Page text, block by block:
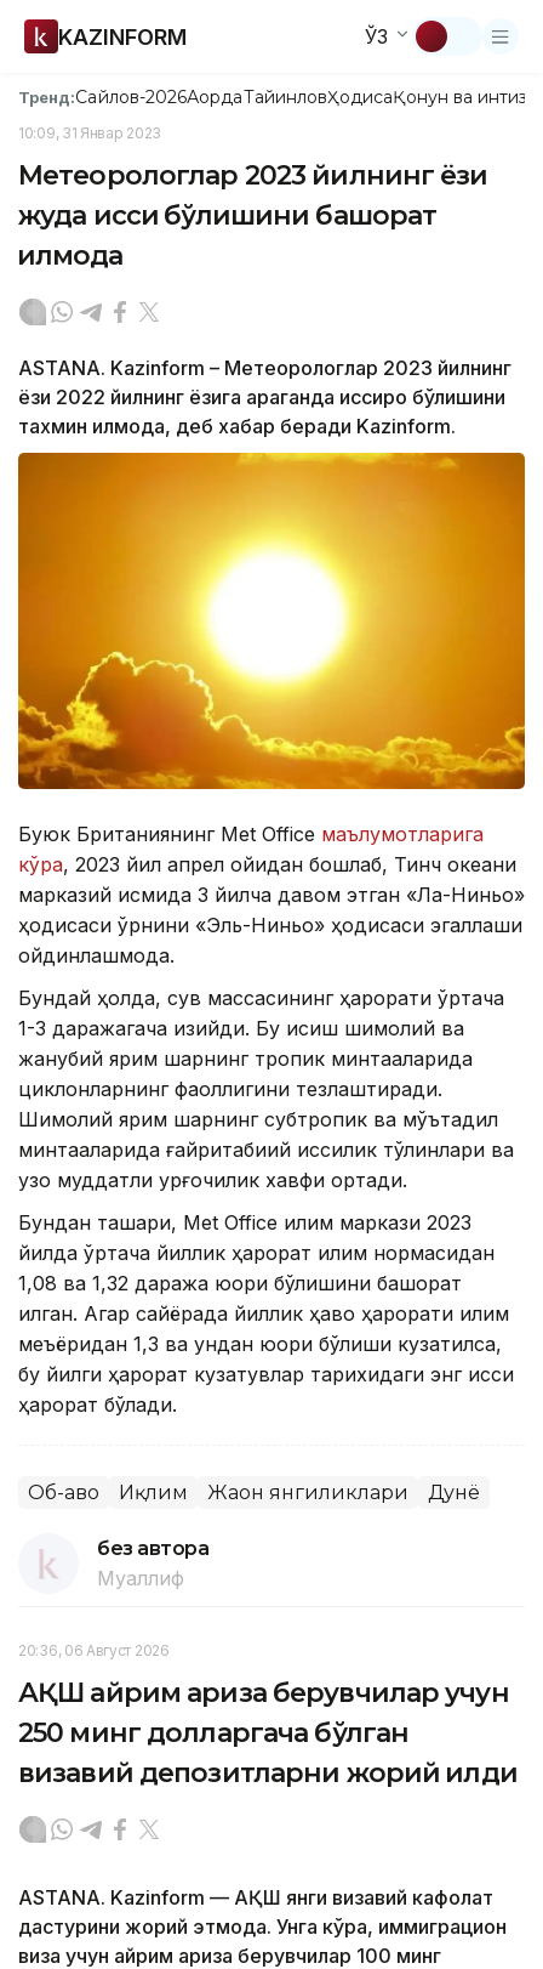
KAZINFORM ЎЗ
Тренд:Сайлов-2026АқордаТайинловҲодисаҚонун ва
10:09, 31 Январ 2023
Метеорологлар 2023 йилнинг ёзи
жуда иссиқ бўлишини башорат
қилмоқда
ASTANA. Kazinform – Метеорологлар 2023 йилнинг
ёзи 2022 йилнинг ёзига қараганда иссиқроқ бўлишини
тахмин қилмоқда, деб хабар беради Kazinform.
Буюк Британиянинг Met Office маълумотларига
кўра, 2023 йил апрел ойидан бошлаб, Тинч океани
марказий қисмида 3 йилча давом этган «Ла-Ниньо»
ҳодисаси ўрнини «Эль-Ниньо» ҳодисаси эгаллаши
ойдинлашмоқда.
Бундай ҳолда, сув массасининг ҳарорати ўртача
1-3 даражагача қизийди. Бу исиш шимолий ва
жанубий ярим шарнинг тропик минтақаларида
циклонларнинг фаоллигини тезлаштиради.
Шимолий ярим шарнинг субтропик ва мўътадил
минтақаларида ғайритабиий иссиқлик тўлқинлари ва
узоқ муддатли қурғоқчилик хавфи ортади.
Бундан ташқари, Met Office иқлим маркази 2023
йилда ўртача йиллик ҳарорат иқлим нормасидан
1,08 ва 1,32 даража юқори бўлишини башорат
қилган. Агар сайёрада йиллик ҳаво ҳарорати иқлим
меъёридан 1,3 ва ундан юқори бўлиши кузатилса,
бу йилги ҳарорат кузатувлар тарихидаги энг иссиқ
ҳарорат бўлади.
Об-ҳаво Иқлим Жаҳон янгиликлари Дунё
без автора
Муаллиф
20:36, 06 Август 2026
АҚШ айрим ариза берувчилар учун
250 минг долларгача бўлган
визавий депозитларни жорий қилди
ASTANA. Kazinform — АҚШ янги визавий кафолат
дастурини жорий этмоқда. Унга кўра, иммиграцион
виза учун айрим ариза берувчилар 100 минг